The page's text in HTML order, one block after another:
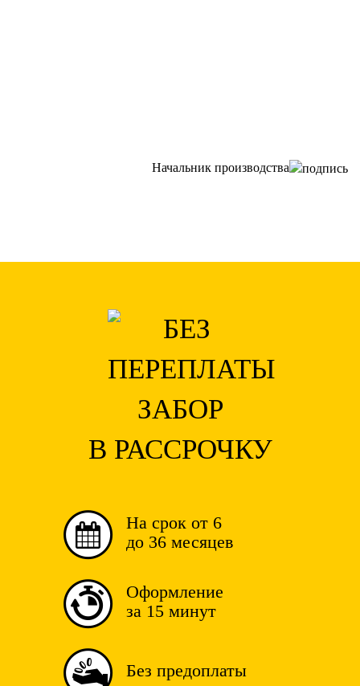
Начальник производства
ЗАБОР
В РАССРОЧКУ
На срок от 6
до 36 месяцев
Оформление
за 15 минут
Без предоплаты